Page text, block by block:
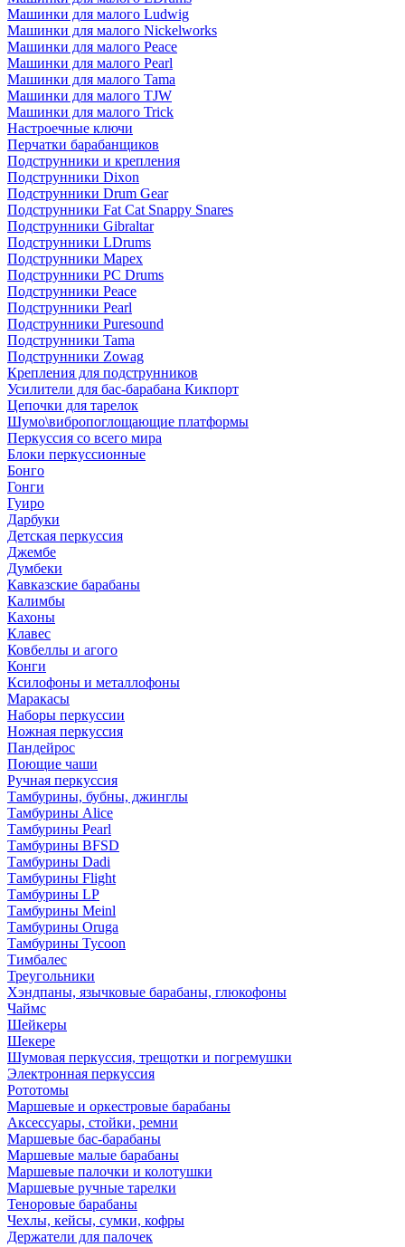
Машинки для малого Ludwig
Машинки для малого Nickelworks
Машинки для малого Peace
Машинки для малого Pearl
Машинки для малого Tama
Машинки для малого TJW
Машинки для малого Trick
Настроечные ключи
Перчатки барабанщиков
Подструнники и крепления
Подструнники Dixon
Подструнники Drum Gear
Подструнники Fat Cat Snappy Snares
Подструнники Gibraltar
Подструнники LDrums
Подструнники Mapex
Подструнники PC Drums
Подструнники Peace
Подструнники Pearl
Подструнники Puresound
Подструнники Tama
Подструнники Zowag
Крепления для подструнников
Усилители для бас-барабана Кикпорт
Цепочки для тарелок
Шумо\вибропоглощающие платформы
Перкуссия со всего мира
Блоки перкуссионные
Бонго
Гонги
Гуиро
Дарбуки
Детская перкуссия
Джембе
Думбеки
Кавказские барабаны
Калимбы
Кахоны
Клавес
Ковбеллы и агого
Конги
Ксилофоны и металлофоны
Маракасы
Наборы перкуссии
Ножная перкуссия
Пандейрос
Поющие чаши
Ручная перкуссия
Тамбурины, бубны, джинглы
Тамбурины Alice
Тамбурины Pearl
Тамбурины BFSD
Тамбурины Dadi
Тамбурины Flight
Тамбурины LP
Тамбурины Meinl
Тамбурины Oruga
Тамбурины Tycoon
Тимбалес
Треугольники
Хэндпаны, язычковые барабаны, глюкофоны
Чаймс
Шейкеры
Шекере
Шумовая перкуссия, трещотки и погремушки
Электронная перкуссия
Рототомы
Маршевые и оркестровые барабаны
Аксессуары, стойки, ремни
Маршевые бас-барабаны
Маршевые малые барабаны
Маршевые палочки и колотушки
Маршевые ручные тарелки
Теноровые барабаны
Чехлы, кейсы, сумки, кофры
Держатели для палочек